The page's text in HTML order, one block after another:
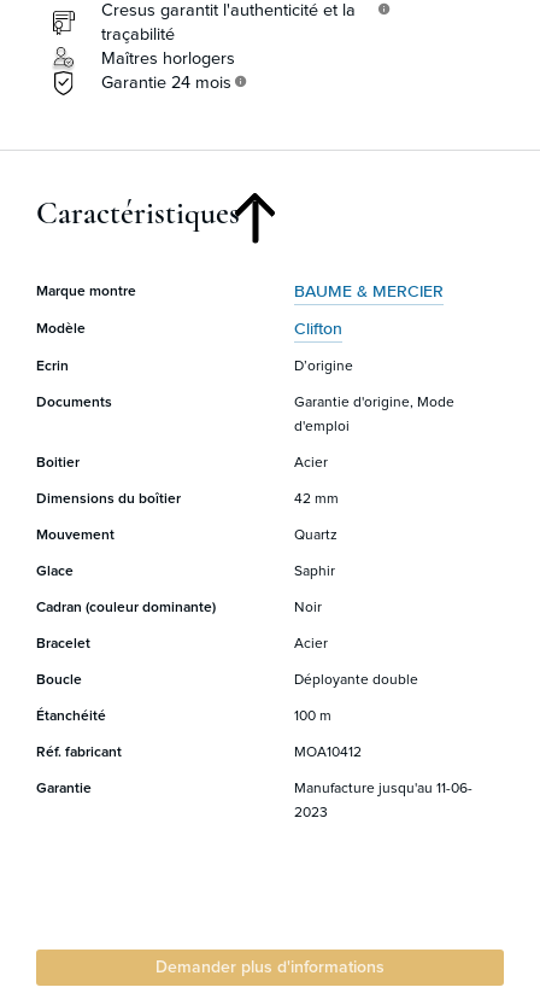
Cresus garantit l'authenticité et la
traçabilité
info
Maîtres horlogers
Garantie 24 mois info
Caractéristiques
Marque montre BAUME & MERCIER
Modèle Clifton
Ecrin D’origine
Documents
Garantie d'origine, Mode
d'emploi
Boitier Acier
Dimensions du boîtier 42 mm
Mouvement Quartz
Glace Saphir
Cadran (couleur dominante) Noir
Bracelet Acier
Boucle Déployante double
Étanchéité 100 m
Réf. fabricant MOA10412
Garantie
Manufacture jusqu'au 11-06-
2023
Demander plus d'informations